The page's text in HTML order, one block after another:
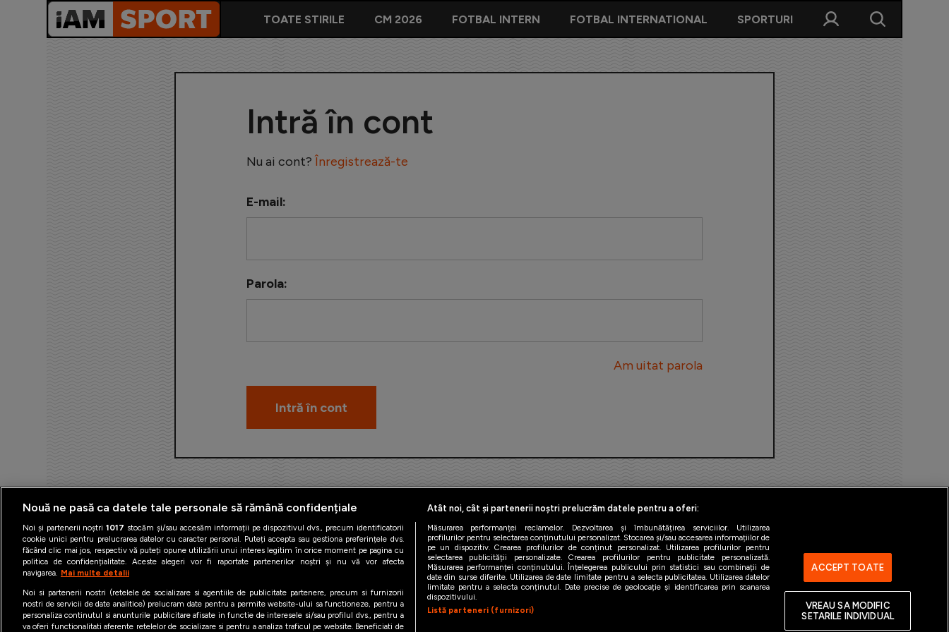
TOATE STIRILE CM 2026 FOTBAL INTERN FOTBAL INTERNATIONAL SPORTURI
Intră în cont
Nu ai cont? Înregistrează-te
E-mail:
Parola:
Am uitat parola
iAMsport.ro © 2026
Politica de utilizare Cookies Cine suntem Contact Gestionați preferințele
Nouă ne pasă ca datele tale personale să rămână confidențiale
Noi și partenerii noștri1017 stocăm și/sau accesăm informații pe dispozitivul dvs., precum identificatorii
cookie unici pentru prelucrarea datelor cu caracter personal. Puteți accepta sau gestiona preferințele dvs.
făcând clic mai jos, respectiv vă puteți opune utilizării unui interes legitim în orice moment pe pagina cu
politica de confidențialitate. Aceste alegeri vor fi raportate partenerilor noștri și nu vă vor afecta
navigarea. Mai multe detalii
Noi si partenerii nostri (retelele de socializare si agentiile de publicitate partenere, precum si furnizorii
nostri de servicii de date analitice) prelucram date pentru a permite website-ului sa functioneze, pentru a
personaliza continutul si anunturile publicitare afisate in functie de interesele si/sau profilul dvs., pentru a
va oferi functionalitati aferente retelelor de socializare si pentru a analiza traficul pe website. Beneficiati de
Atât noi, cât și partenerii noștri prelucrăm datele pentru a oferi:
Măsurarea performanței reclamelor. Dezvoltarea și îmbunătățirea serviciilor. Utilizarea
profilurilor pentru selectarea conținutului personalizat. Stocarea și/sau accesarea informațiilor de
pe un dispozitiv. Crearea profilurilor de conținut personalizat. Utilizarea profilurilor pentru
selectarea publicității personalizate. Crearea profilurilor pentru publicitate personalizată.
Măsurarea performanței conținutului. Înțelegerea publicului prin statistici sau combinații de
date din surse diferite. Utilizarea de date limitate pentru a selecta publicitatea. Utilizarea datelor
limitate pentru a selecta conținutul. Date precise de geolocație și identificarea prin scanarea
dispozitivului.
Listă parteneri (furnizori)
ACCEPT TOATE
VREAU SA MODIFIC
SETARILE INDIVIDUAL